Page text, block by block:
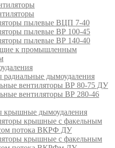
пылевые ВЦП 7-40
пылевые ВР 100-45
пылевые ВР 140-40
к промышленным
радиальные дымоудаления
вентиляторы ВР 80-75 ДУ
вентиляторы ВР 280-46
крышные дымоудаления
крышные с факельным
потока ВКРФ ДУ
крышные с факельным